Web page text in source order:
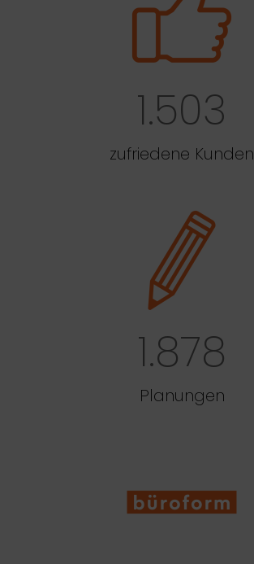
1.503
zufriedene Kunden
1.878
Planungen